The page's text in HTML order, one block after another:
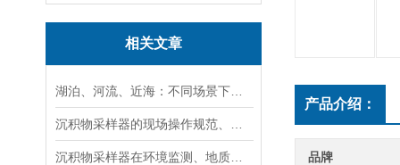
相关文章
产品介绍：
品牌